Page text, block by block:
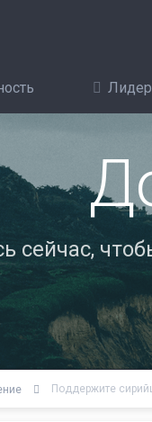
сейчас,
Поддержите